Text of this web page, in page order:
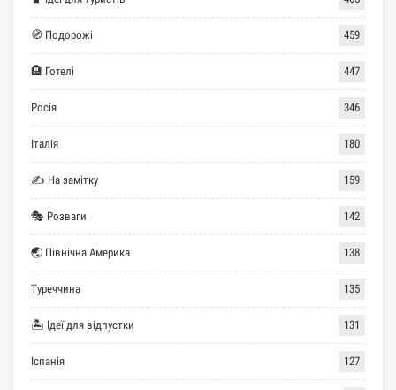
🧭 Подорожі 459
🏨 Готелі 447
Росія 346
Італія 180
✍ На замітку 159
🎭 Розваги 142
🌏 Північна Америка 138
Туреччина 135
🏝 Ідеї для відпустки 131
Іспанія 127